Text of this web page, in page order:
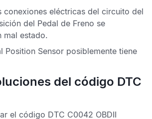
conexiones eléctricas del circuito del
del Pedal de Freno se
mal estado.
Position Sensor posiblemente tiene
del código DTC
el código DTC C0042 OBDII